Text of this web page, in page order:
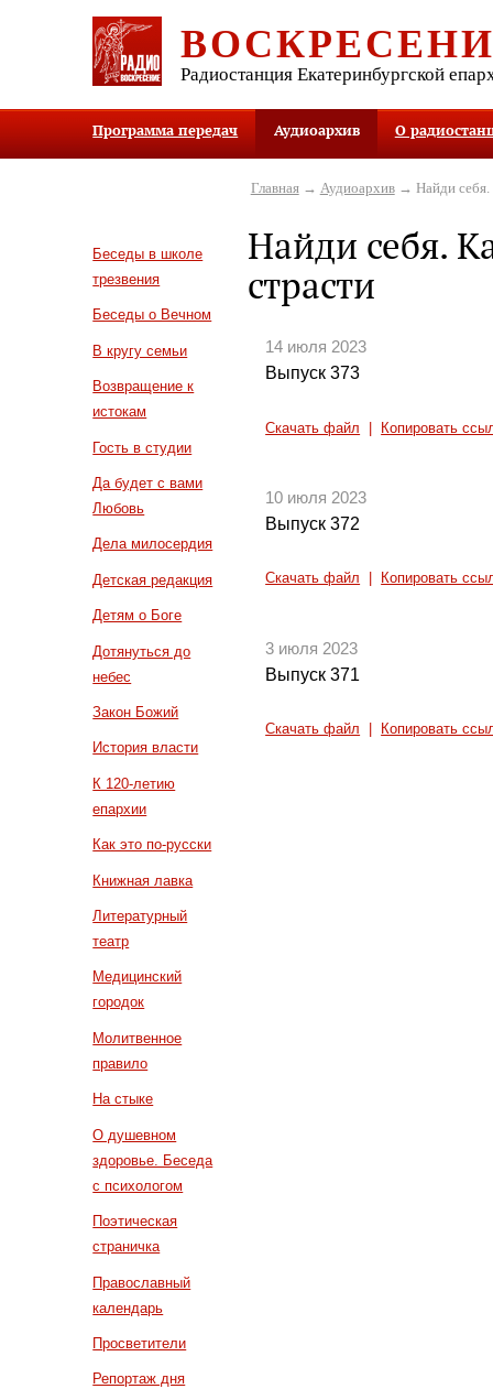
Радиостанция Екатеринбургской
Программа передач Аудиоархив О
Беседы в школе
трезвения
Беседы о Вечном
В кругу семьи
Возвращение к
истокам
Гость в студии
Да будет с вами
Любовь
Дела милосердия
Детская редакция
Детям о Боге
Дотянуться до
небес
Закон Божий
История власти
К 120-летию
епархии
Как это по-русски
Книжная лавка
Литературный
театр
Медицинский
городок
Молитвенное
правило
На стыке
О душевном
здоровье. Беседа
с психологом
Поэтическая
страничка
Православный
календарь
Просветители
Репортаж дня
Главная→ Аудиоархив→ Найди себя.
Найди себя.
страсти
14 июля 2023
Выпуск 373
Скачать файл Копировать
10 июля 2023
Выпуск 372
Скачать файл Копировать
3 июля 2023
Выпуск 371
Скачать файл Копировать